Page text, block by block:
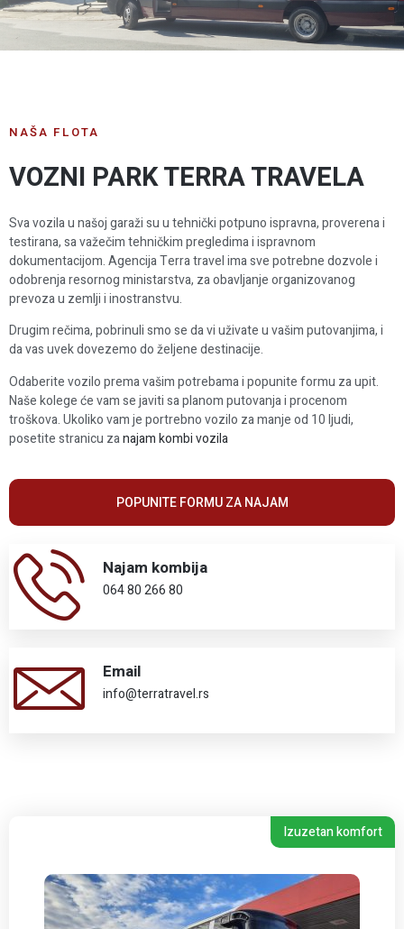
NAŠA FLOTA
VOZNI PARK TERRA TRAVELA
Sva vozila u našoj garaži su u tehnički potpuno ispravna, proverena i
testirana, sa važečim tehničkim pregledima i ispravnom
dokumentacijom. Agencija Terra travel ima sve potrebne dozvole i
odobrenja resornog ministarstva, za obavljanje organizovanog
prevoza u zemlji i inostranstvu.
Drugim rečima, pobrinuli smo se da vi uživate u vašim putovanjima, i
da vas uvek dovezemo do željene destinacije.
Odaberite vozilo prema vašim potrebama i popunite formu za upit.
Naše kolege će vam se javiti sa planom putovanja i procenom
troškova. Ukoliko vam je portrebno vozilo za manje od 10 ljudi,
posetite stranicu zanajam kombi vozila
POPUNITE FORMU ZA NAJAM
Najam kombija
064 80 266 80
Email
info@terratravel.rs
Izuzetan komfort